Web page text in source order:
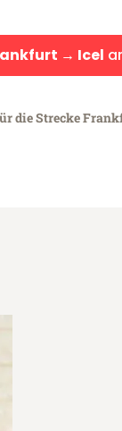
→ Icel
die Strecke